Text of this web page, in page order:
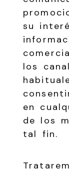
su
los
en
de los
tal fin.